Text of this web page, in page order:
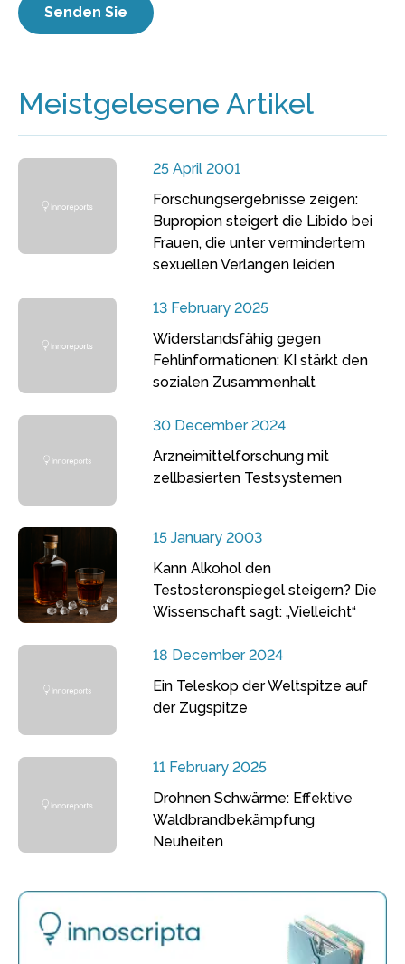
Meistgelesene Artikel
25 April 2001
Forschungsergebnisse zeigen:
Bupropion steigert die Libido bei
Frauen, die unter vermindertem
sexuellen Verlangen leiden
13 February 2025
Widerstandsfähig gegen
Fehlinformationen: KI stärkt den
sozialen Zusammenhalt
30 December 2024
Arzneimittelforschung mit
zellbasierten Testsystemen
15 January 2003
Kann Alkohol den
Testosteronspiegel steigern? Die
Wissenschaft sagt: „Vielleicht“
18 December 2024
Ein Teleskop der Weltspitze auf
der Zugspitze
11 February 2025
Drohnen Schwärme: Effektive
Waldbrandbekämpfung
Neuheiten